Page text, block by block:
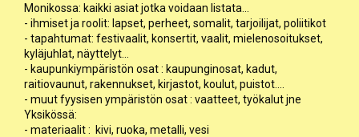
Monikossa: kaikki asiat jotka voidaan listata...
- ihmiset ja roolit: lapset, perheet, somalit, tarjoilijat, poliitikot
- tapahtumat: festivaalit, konsertit, vaalit, mielenosoitukset,
kyläjuhlat, näyttelyt...
- kaupunkiympäristön osat : kaupunginosat, kadut,
raitiovaunut, rakennukset, kirjastot, koulut, puistot....
- muut fyysisen ympäristön osat : vaatteet, työkalut jne
Yksikössä:
- materiaalit : kivi, ruoka, metalli, vesi